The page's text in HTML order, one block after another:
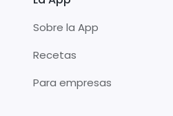
Sobre la App
Recetas
Para empresas